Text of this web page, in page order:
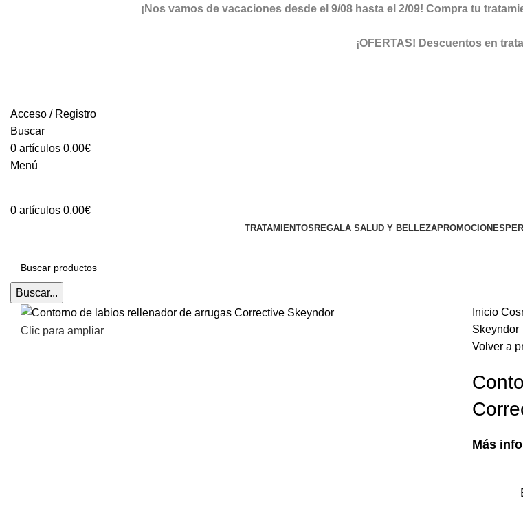
¡Nos vamos de vacaciones desde el 9/08 hasta el 2/09! Compra tu
¡OFERTAS! Descuentos en
Acceso / Registro
Buscar
0 artículos 0,00€
Menú
0 artículos 0,00€
TRATAMIENTOSREGALA SALUD Y BELLEZAPROMOCIONES
Buscar...
Clic para ampliar
Inicio
Skeyndor
Volver a
Más